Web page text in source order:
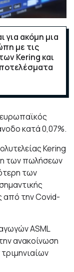
για ακόμη μια
με τις
Kering και
κατά 0,07%.
Kering
των πωλήσεων
των
από την Covid-
ASML
ανακοίνωση